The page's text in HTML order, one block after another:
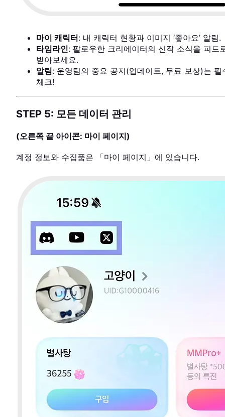
마이 캐릭터: 내 캐릭터 현황과 이미지 ‘좋아요’ 알림.
타임라인: 팔로우한 크리에이터의 신작 소식을 피드
받아보세요.
알림: 운영팀의 중요 공지(업데이트, 무료 보상)는 필
체크!
STEP 5: 모든 데이터 관리
(오른쪽 끝 아이콘: 마이 페이지)
계정 정보와 수집품은 「마이 페이지」에 있습니다.